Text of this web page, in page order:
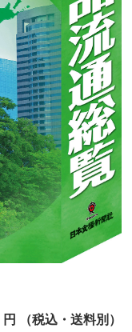
円 （税込・送料別）